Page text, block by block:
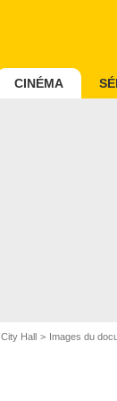
CINÉMA
City Hall Images du